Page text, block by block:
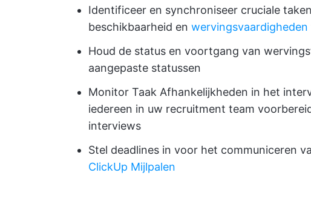
Identificeer en synchroniseer cruciale
beschikbaarheid en wervingsvaardigheden
Houd de status en voortgang van
aangepaste statussen
Monitor Taak Afhankelijkheden in het
iedereen in uw recruitment team
interviews
Stel deadlines in voor het communiceren
ClickUp Mijlpalen